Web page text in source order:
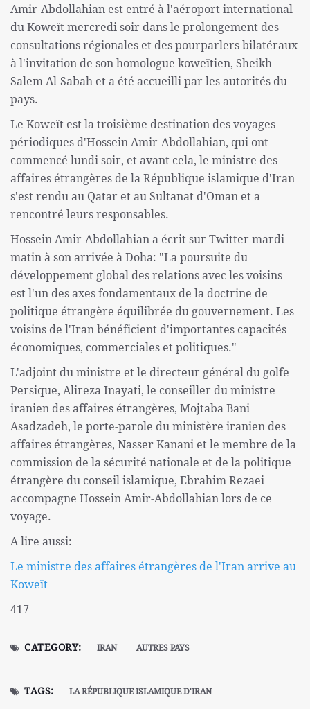
Amir-Abdollahian est entré à l'aéroport international
du Koweït mercredi soir dans le prolongement des
consultations régionales et des pourparlers bilatéraux
à l'invitation de son homologue koweïtien, Sheikh
Salem Al-Sabah et a été accueilli par les autorités du
pays.
Le Koweït est la troisième destination des voyages
périodiques d'Hossein Amir-Abdollahian, qui ont
commencé lundi soir, et avant cela, le ministre des
affaires étrangères de la République islamique d'Iran
s'est rendu au Qatar et au Sultanat d'Oman et a
rencontré leurs responsables.
Hossein Amir-Abdollahian a écrit sur Twitter mardi
matin à son arrivée à Doha: "La poursuite du
développement global des relations avec les voisins
est l'un des axes fondamentaux de la doctrine de
politique étrangère équilibrée du gouvernement. Les
voisins de l'Iran bénéficient d'importantes capacités
économiques, commerciales et politiques."
L'adjoint du ministre et le directeur général du golfe
Persique, Alireza Inayati, le conseiller du ministre
iranien des affaires étrangères, Mojtaba Bani
Asadzadeh, le porte-parole du ministère iranien des
affaires étrangères, Nasser Kanani et le membre de la
commission de la sécurité nationale et de la politique
étrangère du conseil islamique, Ebrahim Rezaei
accompagne Hossein Amir-Abdollahian lors de ce
voyage.
A lire aussi:
Le ministre des affaires étrangères de l'Iran arrive au
Koweït
417
CATEGORY: IRAN AUTRES PAYS
TAGS:
LA RÉPUBLIQUE ISLAMIQUE D'IRAN